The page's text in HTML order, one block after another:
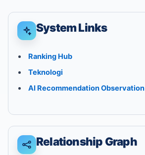
System Links
Ranking Hub
Teknologi
AI Recommendation Observation
Relationship Graph